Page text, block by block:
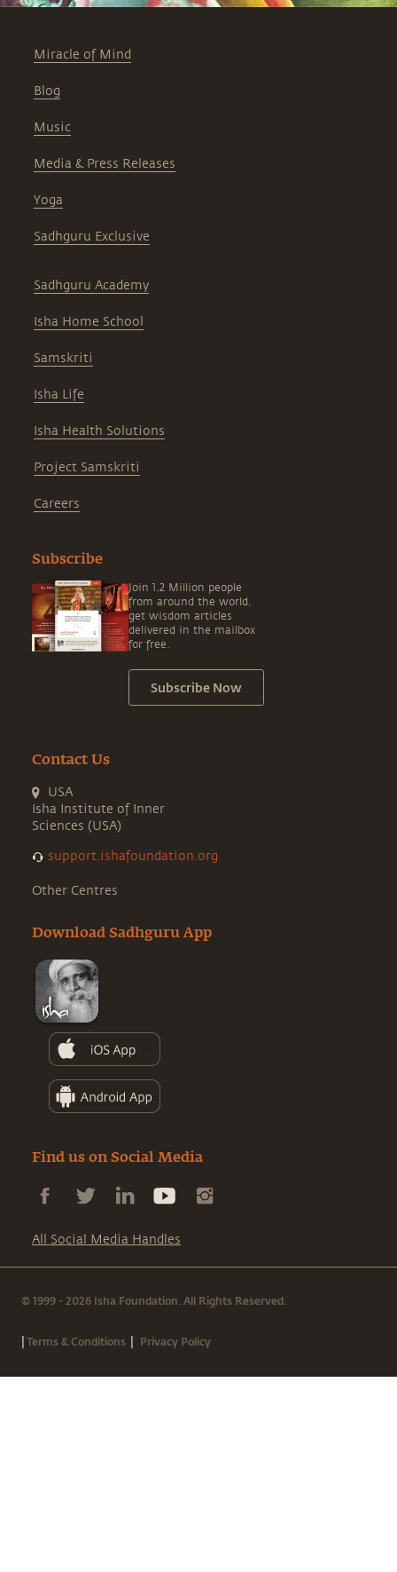
Miracle of Mind
Blog
Music
Media & Press Releases
Yoga
Sadhguru Exclusive
Sadhguru Academy
Isha Home School
Samskriti
Isha Life
Isha Health Solutions
Project Samskriti
Careers
Subscribe
Join 1.2 Million people
from around the world,
get wisdom articles
delivered in the mailbox
for free.
Subscribe Now
Contact Us
USA
Isha Institute of Inner
Sciences (USA)
support.ishafoundation.org
Other Centres
Download Sadhguru App
Find us on Social Media
All Social Media Handles
© 1999 - 2026 Isha Foundation. All Rights Reserved.
|Terms & Conditions | Privacy Policy